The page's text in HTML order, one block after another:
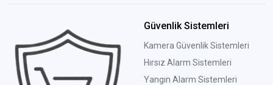
Güvenlik Sistemleri
Kamera Güvenlik Sistemleri
Hırsız Alarm Sistemleri
Yangın Alarm Sistemleri